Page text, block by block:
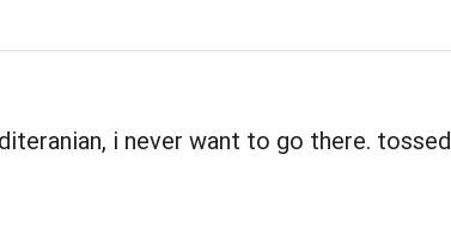
i never want to go there. tossed